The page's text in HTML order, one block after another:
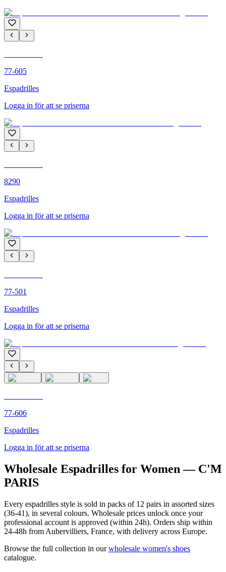
77-605
Espadrilles
Logga in för att se priserna
8290
Espadrilles
Logga in för att se priserna
77-501
Espadrilles
Logga in för att se priserna
77-606
Espadrilles
Logga in för att se priserna
Wholesale Espadrilles for Women — C'M
PARIS
Every espadrilles style is sold in packs of 12 pairs in assorted sizes
(36-41), in several colours. Wholesale prices unlock once your
professional account is approved (within 24h). Orders ship within
24-48h from Aubervilliers, France, with delivery across Europe.
Browse the full collection in our wholesale women's shoes
catalogue.